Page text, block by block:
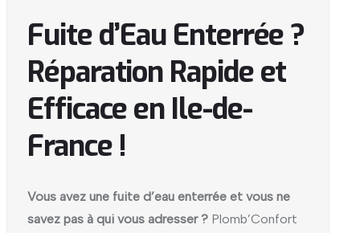
Fuite d’Eau Enterrée ?
Réparation Rapide et
Efficace en Ile-de-
France !
Vous avez une fuite d’eau enterrée et vous ne
savez pas à qui vous adresser ? Plomb’Confort